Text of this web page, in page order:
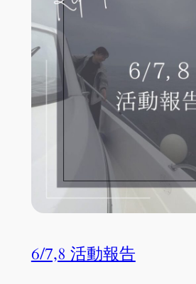
6/7,8 活動報告